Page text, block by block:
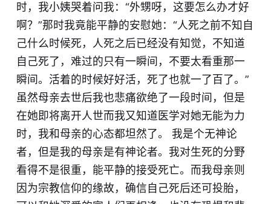
时，我小姨哭着问我：“外甥呀，这要怎么办才好
啊？”那时我竟能平静的安慰她：“人死之前不知自
己什么时候死，人死之后已经没有知觉，不知道
自己死了，难过的只有一瞬间，不要太看重那一
瞬间。活着的时候好好活，死了也就一了百了。”
虽然母亲去世后我也悲痛欲绝了一段时间，但是
在她即将离开人世而我又知道医学对她无能为力
时，我和母亲的心态都坦然了。 我是个无神论
者，但是我的母亲是有神论者。我对生死的分野
看得不是很重，能平静的接受死亡。而我母亲则
因为宗教信仰的缘故，确信自己死后还可投胎，